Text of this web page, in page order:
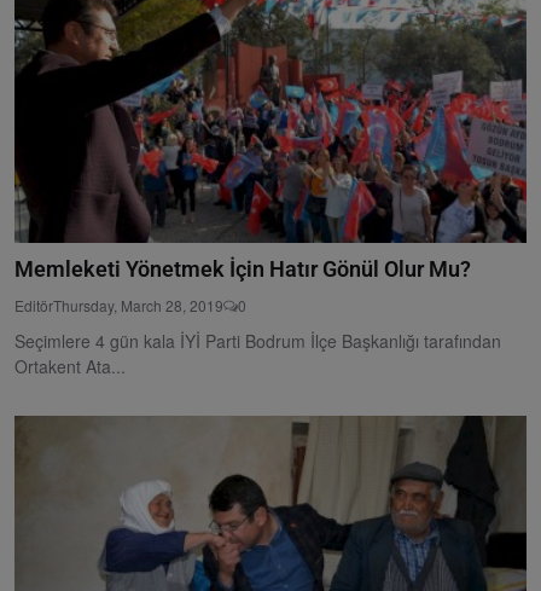
Memleketi Yönetmek İçin Hatır Gönül Olur Mu?
EditörThursday, March 28, 2019 0
Seçimlere 4 gün kala İYİ Parti Bodrum İlçe Başkanlığı tarafından
Ortakent Ata...